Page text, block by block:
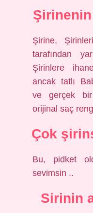
Şirine,
tarafından
Şirinlere
ancak tatlı
ve gerçek
orijinal saç
Çok
Bu, pidket
sevimsin ..
Sirinin